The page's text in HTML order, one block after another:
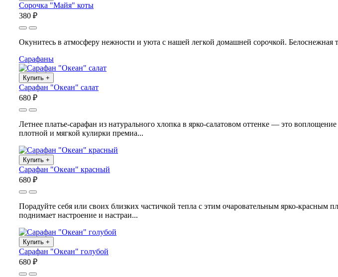
Сорочка "Майя" коты
380 ₽
Окунитесь в атмосферу нежности и уюта с нашей легкой домашней сорочкой. Белоснежная
Сарафаны
Купить +
Сарафан "Океан" салат
680 ₽
Летнее платье-сарафан из натурального хлопка в ярко-салатовом оттенке — это
плотной и мягкой кулирки премиа...
Купить +
Сарафан "Океан" красный
680 ₽
Порадуйте себя или своих близких частичкой тепла с этим очаровательным ярко-
поднимает настроение и настраи...
Купить +
Сарафан "Океан" голубой
680 ₽